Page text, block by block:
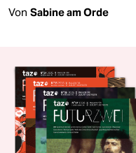
Von Sabine am Orde